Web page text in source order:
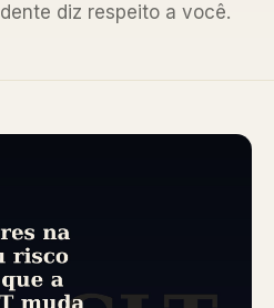
diz respeito a você.